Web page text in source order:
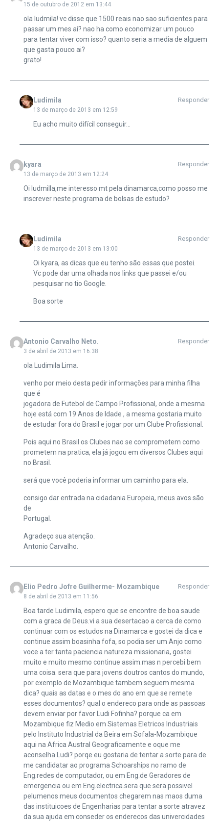
15 de outubro de 2012 em 13:44
ola ludmila! vc disse que 1500 reais nao sao suficientes para
passar um mes aí? nao ha como economizar um pouco
para tentar viver com isso? quanto seria a media de alguem
que gasta pouco ai?
grato!
Ludimila
13 de março de 2013 em 12:59
Responder
Eu acho muito difícil conseguir…
kyara
13 de março de 2013 em 12:24
Responder
Oi ludmilla,me interesso mt pela dinamarca,como posso me
inscrever neste programa de bolsas de estudo?
Ludimila
13 de março de 2013 em 13:00
Responder
Oi kyara, as dicas que eu tenho são essas que postei.
Vc pode dar uma olhada nos links que passei e/ou
pesquisar no tio Google.
Boa sorte
Antonio Carvalho Neto.
3 de abril de 2013 em 16:38
Responder
ola Ludimila Lima.
venho por meio desta pedir informações para minha filha
que é
jogadora de Futebol de Campo Profissional, onde a mesma
hoje está com 19 Anos de Idade , a mesma gostaria muito
de estudar fora do Brasil e jogar por um Clube Profissional.
Pois aqui no Brasil os Clubes nao se comprometem como
prometem na pratica, ela já jogou em diversos Clubes aqui
no Brasil.
será que você poderia informar um caminho para ela.
consigo dar entrada na cidadania Europeia, meus avos são
de
Portugal.
Agradeço sua atenção.
Antonio Carvalho.
Elio Pedro Jofre Guilherme- Mozambique
8 de abril de 2013 em 11:56
Responder
Boa tarde Ludimila, espero que se encontre de boa saude
com a graca de Deus.vi a sua desertacao a cerca de como
continuar com os estudos na Dinamarca e gostei da dica e
continue assim boasinha fofa, so podia ser um Anjo como
voce a ter tanta paciencia natureza missionaria, gostei
muito e muito mesmo continue assim.mas n percebi bem
uma coisa. sera que para jovens doutros cantos do mundo,
por exemplo de Mozambique tambem seguem mesma
dica? quais as datas e o mes do ano em que se remete
esses documentos? qual o endereco para onde as passoas
devem enviar por favor Ludi Fofinha? porque ca em
Mozambique fiz Medio em Sistemas Eletricos Industriais
pelo Instituto Industrial da Beira em Sofala-Mozambique
aqui na Africa Austral Geograficamente e oque me
aconselha Ludi? porqe eu gostaria de tentar a sorte para de
me candidatar ao programa Schoarships no ramo de
Eng.redes de computador, ou em Eng.de Geradores de
emergencia ou em Eng.electrica.sera que sera possivel
pelumenos meus documentos chegarem nas maos duma
das instituicoes de Engenharias para tentar a sorte atravez
da sua ajuda em conseder os enderecos das univercidades